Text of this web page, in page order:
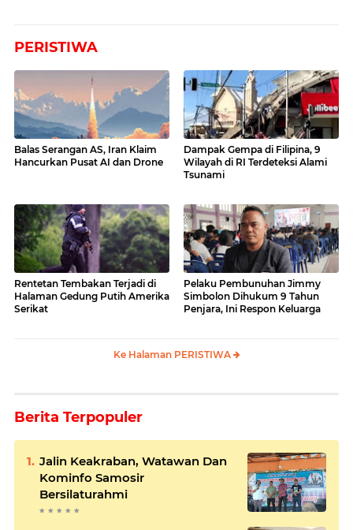
PERISTIWA
Balas Serangan AS, Iran Klaim
Hancurkan Pusat AI dan Drone
Dampak Gempa di Filipina, 9
Wilayah di RI Terdeteksi Alami
Tsunami
Rentetan Tembakan Terjadi di
Halaman Gedung Putih Amerika
Serikat
Pelaku Pembunuhan Jimmy
Simbolon Dihukum 9 Tahun
Penjara, Ini Respon Keluarga
Ke Halaman PERISTIWA
Berita Terpopuler
Jalin Keakraban, Watawan Dan
Kominfo Samosir
Bersilaturahmi